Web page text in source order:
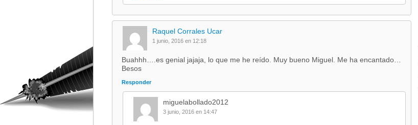
Raquel Corrales Ucar
1 junio, 2016 en 12:18
Buahhh….es genial jajaja, lo que me he reído. Muy bueno Miguel. Me ha encantado…
Besos
Responder
miguelabollado2012
3 junio, 2016 en 14:47